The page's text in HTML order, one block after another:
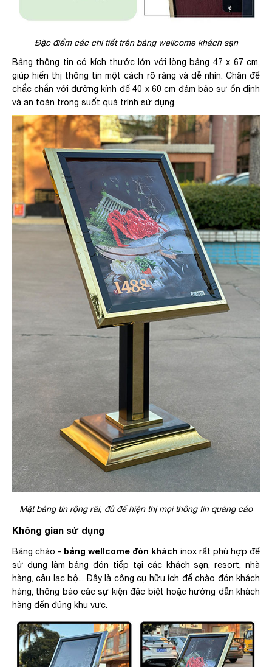
Đặc điểm các chi tiết trên bảng wellcome khách sạn
Bảng thông tin có kích thước lớn với lòng bảng 47 x 67 cm,
giúp hiển thị thông tin một cách rõ ràng và dễ nhìn. Chân đế
chắc chắn với đường kính đế 40 x 60 cm đảm bảo sự ổn định
và an toàn trong suốt quá trình sử dụng.
Mặt bảng tin rộng rãi, đủ để hiện thị mọi thông tin quảng cáo
Không gian sử dụng
Bảng chào - bảng wellcome đón khách inox rất phù hợp để
sử dụng làm bảng đón tiếp tại các khách sạn, resort, nhà
hàng, câu lạc bộ... Đây là công cụ hữu ích để chào đón khách
hàng, thông báo các sự kiện đặc biệt hoặc hướng dẫn khách
hàng đến đúng khu vực.